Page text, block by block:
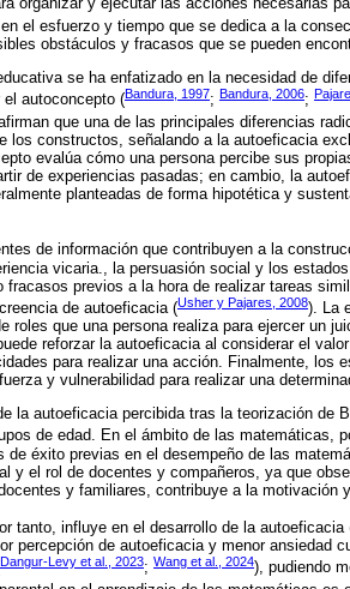
organizar y ejecutar las acciones necesarias
el esfuerzo y tiempo que se dedica a la
obstáculos y fracasos que se pueden
se ha enfatizado en la necesidad de
autoconcepto (Bandura, 1997; Bandura, 2006;
que una de las principales diferencias
los constructos, señalando a la autoeficacia
evalúa cómo una persona percibe sus
de experiencias pasadas; en cambio, la
planteadas de forma hipotética y
de información que contribuyen a la
vicaria., la persuasión social y los
previos a la hora de realizar tareas
de autoeficacia (Usher y Pajares, 2008). La
roles que una persona realiza para ejercer un
reforzar la autoeficacia al considerar el
para realizar una acción. Finalmente, los
y vulnerabilidad para realizar una
la autoeficacia percibida tras la teorización de
de edad. En el ámbito de las matemáticas,
de éxito previas en el desempeño de las
y el rol de docentes y compañeros, ya que
y familiares, contribuye a la motivación
tanto, influye en el desarrollo de la autoeficacia
percepción de autoeficacia y menor ansiedad
Dangur-Levy et al., 2023; Wang et al., 2024), pudiendo